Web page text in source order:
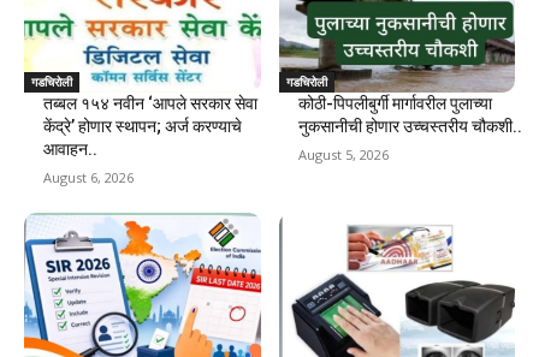
गडचिरोली
तब्बल १५४ नवीन ‘आपले सरकार सेवा
केंद्रे’ होणार स्थापन; अर्ज करण्याचे
आवाहन..
August 6, 2026
गडचिरोली
कोठी-पिपलीबुर्गी मार्गावरील पुलाच्या
नुकसानीची होणार उच्चस्तरीय चौकशी..
August 5, 2026